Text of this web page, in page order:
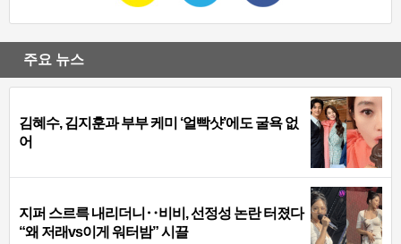
주요 뉴스
김혜수, 김지훈과 부부 케미 ‘얼빡샷’에도 굴욕 없
어
지퍼 스르륵 내리더니‥비비, 선정성 논란 터졌다
“왜 저래vs이게 워터밤” 시끌